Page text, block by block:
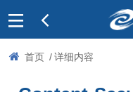
首页 / 详细内容